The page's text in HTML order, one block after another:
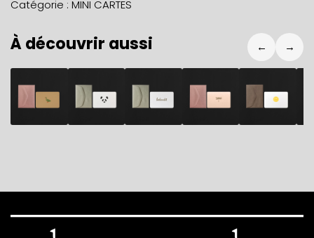
DE
+
noire
Catégorie : MINI CARTES
À découvrir aussi
2,80 2,80 2,80 2,80 2,80
← →